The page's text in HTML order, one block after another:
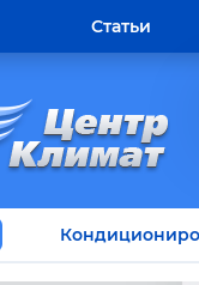
Статьи